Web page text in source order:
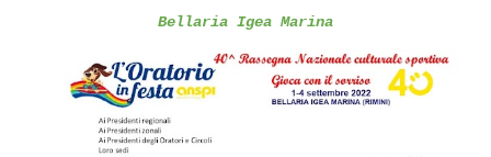
Bellaria Igea Marina